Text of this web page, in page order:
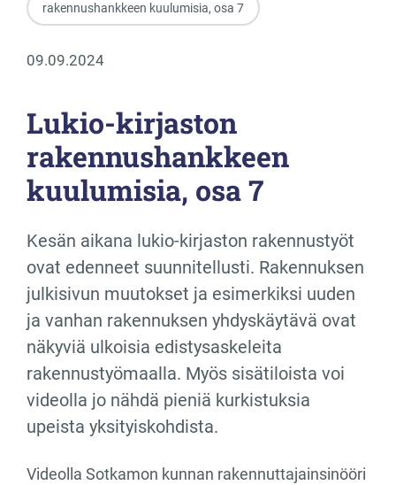
rakennushankkeen kuulumisia, osa 7
09.09.2024
Lukio-kirjaston
rakennushankkeen
kuulumisia, osa 7
Kesän aikana lukio-kirjaston rakennustyöt
ovat edenneet suunnitellusti. Rakennuksen
julkisivun muutokset ja esimerkiksi uuden
ja vanhan rakennuksen yhdyskäytävä ovat
näkyviä ulkoisia edistysaskeleita
rakennustyömaalla. Myös sisätiloista voi
videolla jo nähdä pieniä kurkistuksia
upeista yksityiskohdista.
Videolla Sotkamon kunnan rakennuttajainsinööri